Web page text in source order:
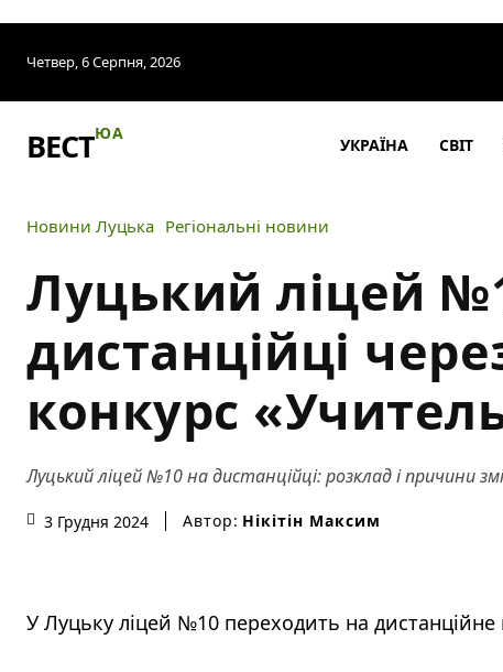
Четвер, 6 Серпня, 2026
ВЕСТЮА
УКРАЇНА СВІТ
Новини Луцька Регіональні новини
Луцький ліцей
дистанційці
конкурс
Луцький ліцей №10 на дистанційці: розклад і причини
3 Грудня 2024 Автор: Нікітін Максим
У Луцьку ліцей №10 переходить на